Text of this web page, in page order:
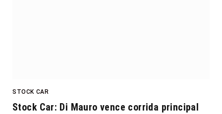
STOCK CAR
Stock Car: Di Mauro vence corrida principal